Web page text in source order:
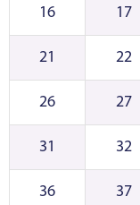
16 17
21 22
26 27
31 32
36 37